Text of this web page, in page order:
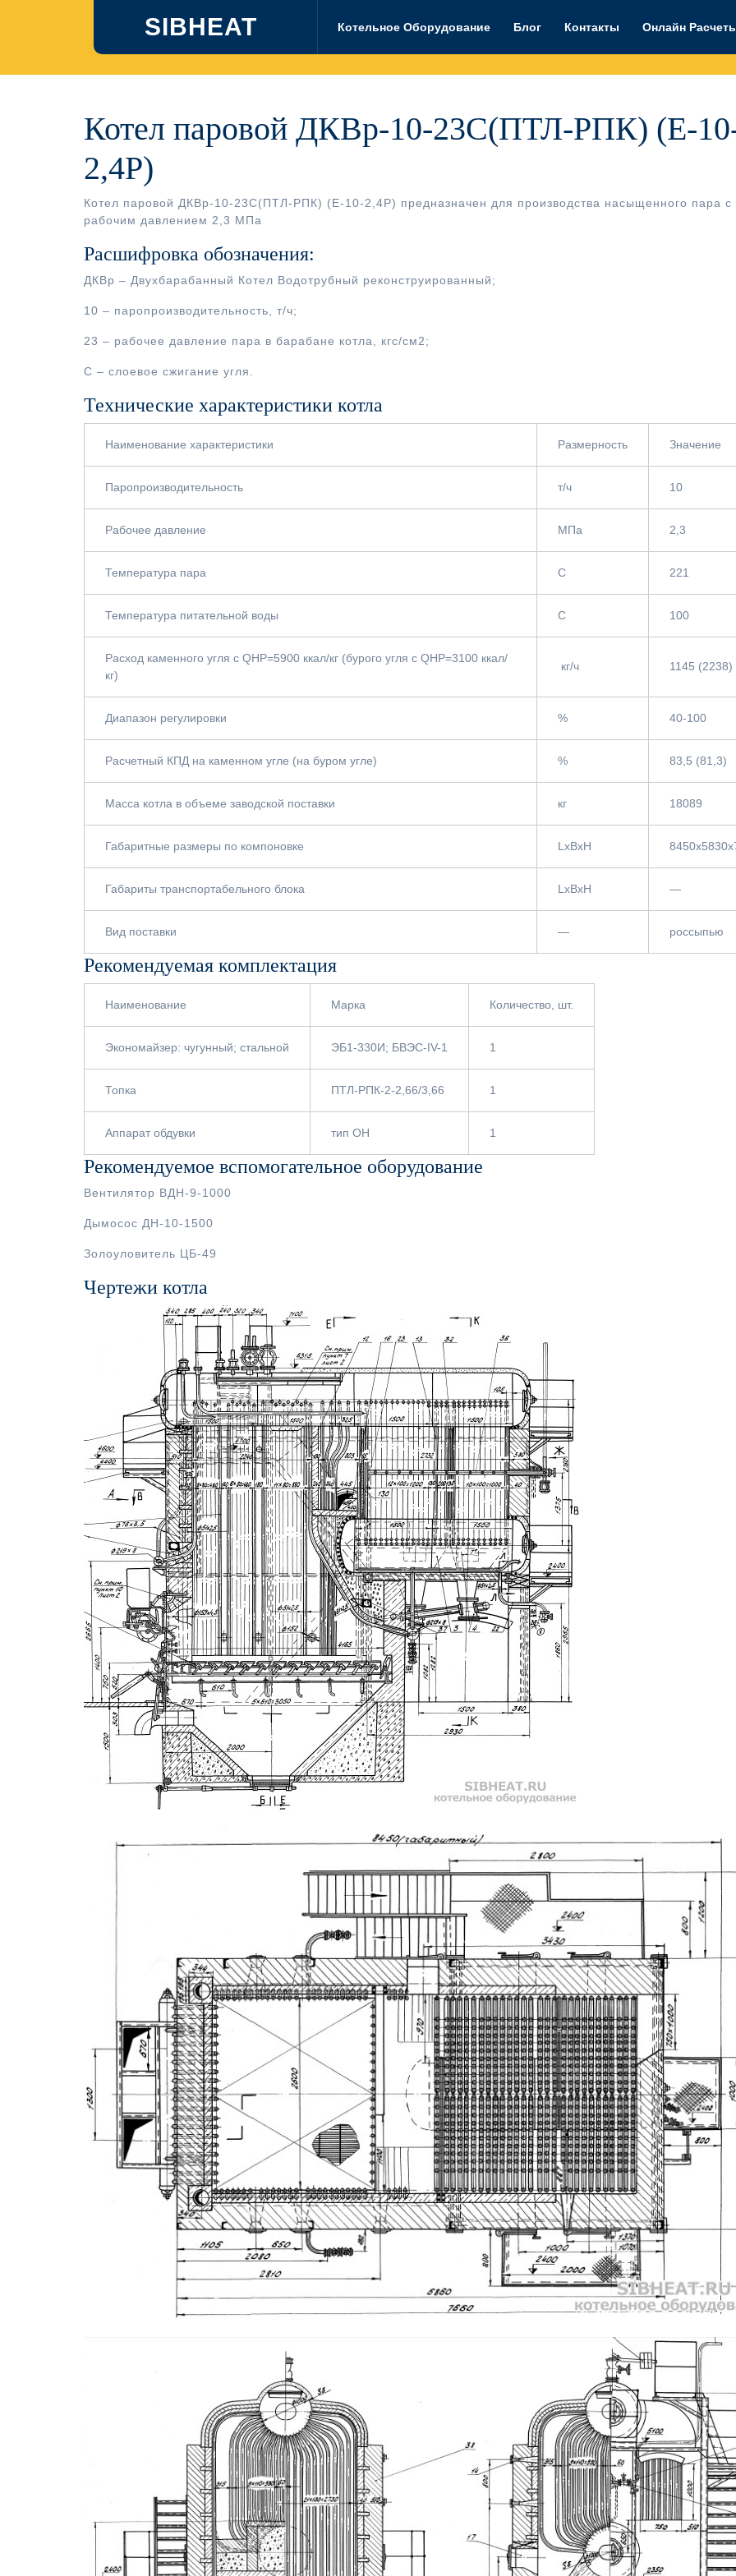
SIBHEAT Котельное Оборудование Блог Контакты Онлайн
Котел паровой ДКВр-10-23С(ПТЛ-РПК) (Е-
2,4Р)
Котел паровой ДКВр-10-23С(ПТЛ-РПК) (Е-10-2,4Р) предназначен для производства насыщенного пара с
рабочим давлением 2,3 МПа
Расшифровка обозначения:
ДКВр – Двухбарабанный Котел Водотрубный реконструированный;
10 – паропроизводительность, т/ч;
23 – рабочее давление пара в барабане котла, кгс/см2;
С – слоевое сжигание угля.
Технические характеристики котла
Наименование характеристики Размерность Значение
Паропроизводительность т/ч 10
Рабочее давление МПа 2,3
Температура пара С 221
Температура питательной воды С 100
Расход каменного угля с QНР=5900 ккал/кг (бурого угля с QНР=3100 ккал/
кг)
кг/ч 1145 (2238)
Диапазон регулировки % 40-100
Расчетный КПД на каменном угле (на буром угле) % 83,5 (81,3)
Масса котла в объеме заводской поставки кг 18089
Габаритные размеры по компоновке LxBxH
Габариты транспортабельного блока LxBxH —
Вид поставки — россыпью
Рекомендуемая комплектация
Наименование Марка Количество, шт.
Экономайзер: чугунный; стальной ЭБ1-330И; БВЭС-IV-1 1
Топка ПТЛ-РПК-2-2,66/3,66 1
Аппарат обдувки тип ОН 1
Рекомендуемое вспомогательное оборудование
Вентилятор ВДН-9-1000
Дымосос ДН-10-1500
Золоуловитель ЦБ-49
Чертежи котла